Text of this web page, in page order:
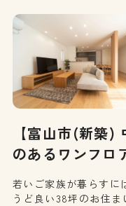
りをカタチにしたキッ
は、石を使った“私だ
リジナルデザイン”。ご
がのんびり過ごせるタ
ビングには掘りごたつ
活の場を全て1階に配置
平屋感覚で暮らせるお
[…]【富山市(新築)
のあるワンフロ
の…
若いご家族が暮らすに
うど良い38坪のお住ま